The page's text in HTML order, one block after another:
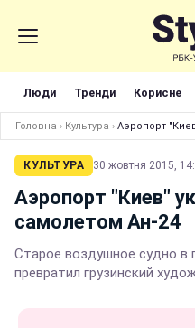
Люди Тренди Корисне
Головна › Культура › Аэропорт
КУЛЬТУРА 30 жовтня 2015,
Аэропорт "Киев"
самолетом Ан-24
Старое воздушное судно в
превратил грузинский